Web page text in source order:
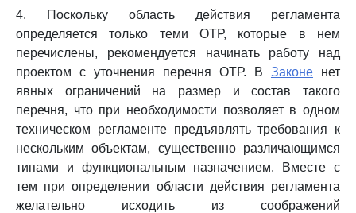
4. Поскольку область действия регламента
определяется только теми ОТР, которые в нем
перечислены, рекомендуется начинать работу над
проектом с уточнения перечня ОТР. В Законе нет
явных ограничений на размер и состав такого
перечня, что при необходимости позволяет в одном
техническом регламенте предъявлять требования к
нескольким объектам, существенно различающимся
типами и функциональным назначением. Вместе с
тем при определении области действия регламента
желательно исходить из соображений